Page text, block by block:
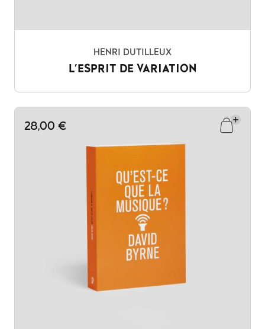
HENRI DUTILLEUX
L'ESPRIT DE VARIATION
28,00 €